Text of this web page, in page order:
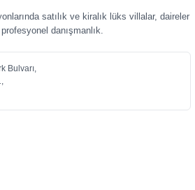
satılık ve kiralık lüks villalar, daireler
danışmanlık.
Bulvarı,